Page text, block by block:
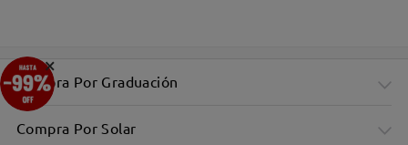
Compra Por Graduación
Compra Por Solar
×